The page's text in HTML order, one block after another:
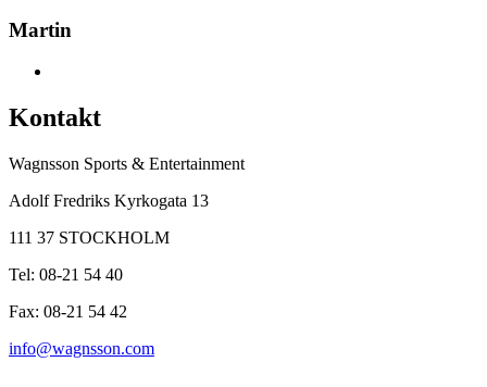
Martin
Kontakt
Wagnsson Sports & Entertainment
Adolf Fredriks Kyrkogata 13
111 37 STOCKHOLM
Tel: 08-21 54 40
Fax: 08-21 54 42
info@wagnsson.com